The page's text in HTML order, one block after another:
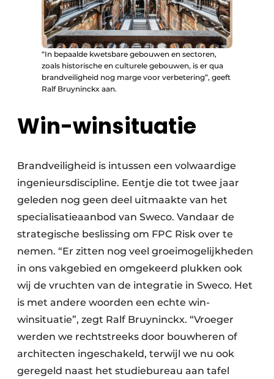
“In bepaalde kwetsbare gebouwen en sectoren,
zoals historische en culturele gebouwen, is er qua
brandveiligheid nog marge voor verbetering”, geeft
Ralf Bruyninckx aan.
Win-winsituatie
Brandveiligheid is intussen een volwaardige
ingenieursdiscipline. Eentje die tot twee jaar
geleden nog geen deel uitmaakte van het
specialisatieaanbod van Sweco. Vandaar de
strategische beslissing om FPC Risk over te
nemen. “Er zitten nog veel groeimogelijkheden
in ons vakgebied en omgekeerd plukken ook
wij de vruchten van de integratie in Sweco. Het
is met andere woorden een echte win-
winsituatie”, zegt Ralf Bruyninckx. “Vroeger
werden we rechtstreeks door bouwheren of
architecten ingeschakeld, terwijl we nu ook
geregeld naast het studiebureau aan tafel